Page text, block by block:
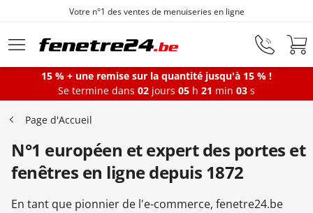
Aller au contenu principal
ventes de menuiseries en ligne
Fenêtres
Portes-fenêtres
Baies vitrées
15 % + une remise sur la quantité jusqu'à 15 % !
Se termine dans 02 jours 05 h 21 min 02 s
Page d'Accueil
N°1 européen et expert des portes et
fenêtres en ligne depuis 1872
En tant que pionnier de l'e-commerce, fenetre24.be